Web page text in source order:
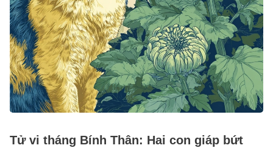
Tử vi tháng Bính Thân: Hai con giáp bứt